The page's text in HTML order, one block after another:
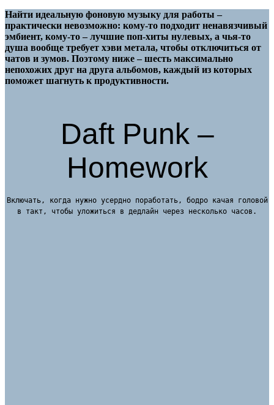
Найти идеальную фоновую музыку для работы –
практически невозможно: кому-то подходит ненавязчивый
эмбиент, кому-то – лучшие поп-хиты нулевых, а чья-то
душа вообще требует хэви метала, чтобы отключиться от
чатов и зумов. Поэтому ниже – шесть максимально
непохожих друг на друга альбомов, каждый из которых
поможет шагнуть к продуктивности.
Daft Punk –
Homework
Включать, когда нужно усердно поработать, бодро качая головой
в такт, чтобы уложиться в дедлайн через несколько часов.